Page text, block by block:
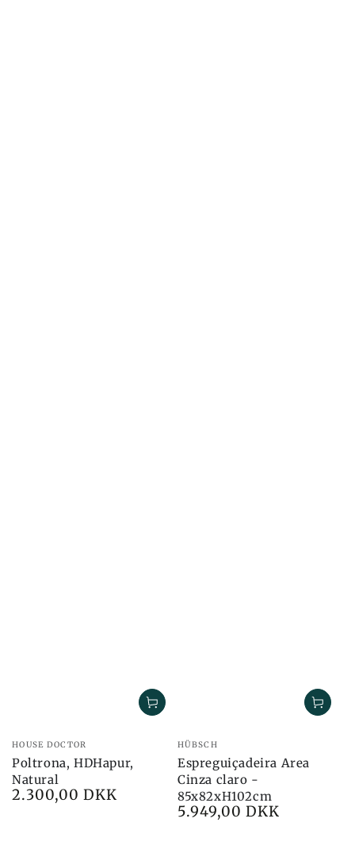
Marca:
HOUSE DOCTOR
Poltrona, HDHapur,
Natural
Preço
2.300,00 DKK
Marca:
HÜBSCH
Espreguiçadeira Area
Cinza claro -
85x82xH102cm
Preço
5.949,00 DKK